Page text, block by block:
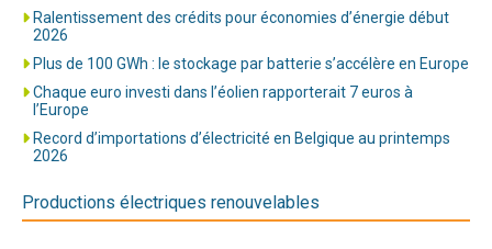
Ralentissement des crédits pour économies d’énergie début
2026
Plus de 100 GWh : le stockage par batterie s’accélère en Europe
Chaque euro investi dans l’éolien rapporterait 7 euros à
l’Europe
Record d’importations d’électricité en Belgique au printemps
2026
Productions électriques renouvelables